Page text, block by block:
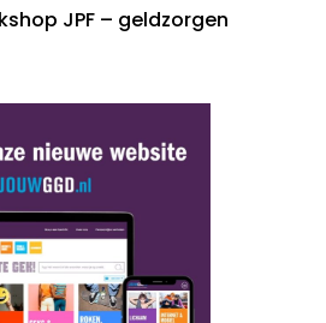
JPF – geldzorgen